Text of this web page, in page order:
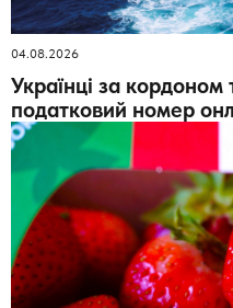
04.08.2026
Українці за
податковий номер